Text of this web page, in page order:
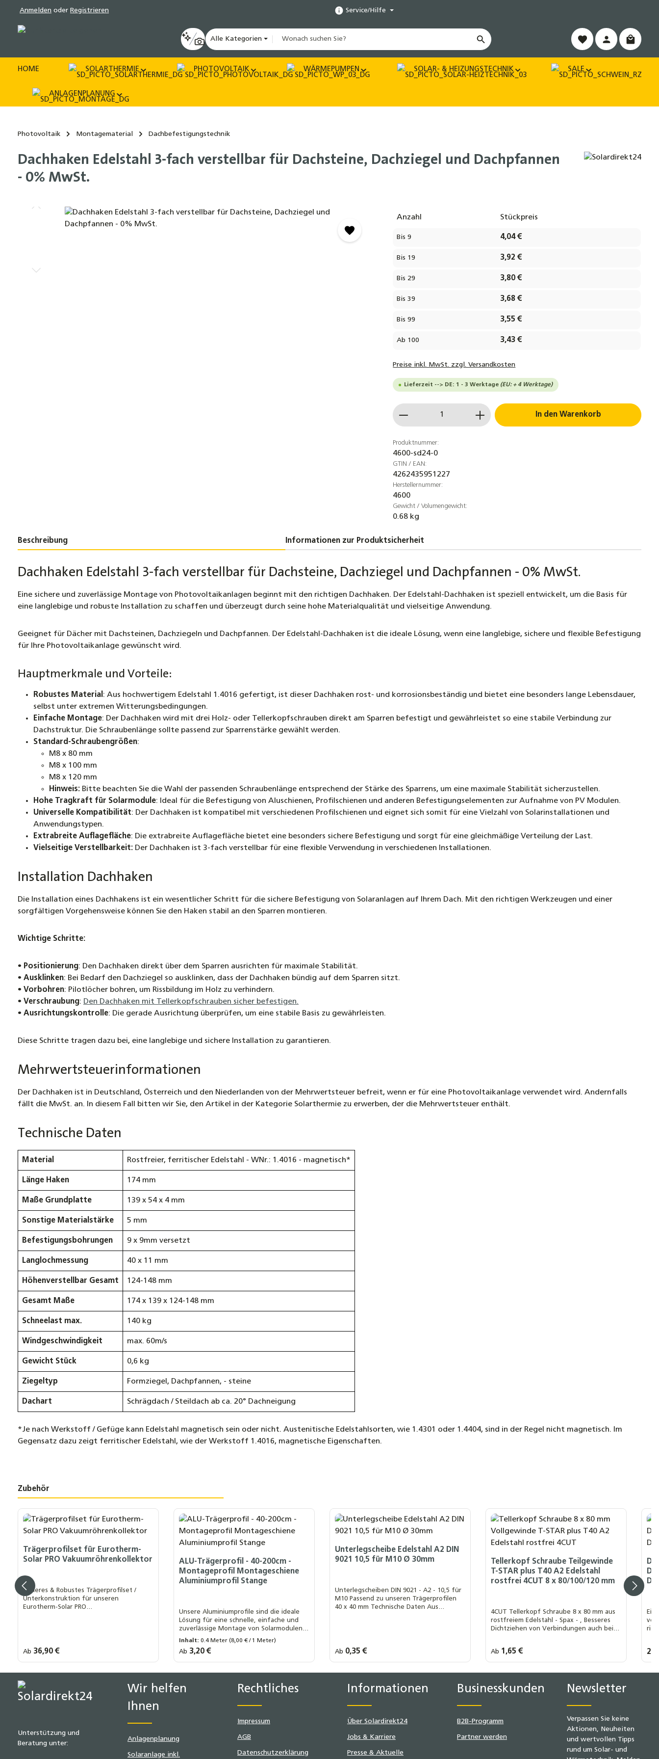
Zur Hauptnavigation springen
Anmelden oder Registrieren Service/Hilfe
Alle Kategorien
HOME SOLARTHERMIE PHOTOVOLTAIK WÄRMEPUMPEN SOLAR- & HEIZUNGSTECHNIK SALE
ANLAGENPLANUNG
Photovoltaik Montagematerial Dachbefestigungstechnik
Dachhaken Edelstahl 3-fach verstellbar für Dachsteine, Dachziegel und Dachpfannen
- 0% MwSt.
Bildergalerie überspringen
Anzahl Stückpreis
Bis9 4,04 €
Bis 19 3,92 €
Bis 29 3,80 €
Bis39 3,68 €
Bis99 3,55 €
Ab 100 3,43 €
Preise inkl. MwSt. zzgl. Versandkosten
Lieferzeit --> DE: 1 - 3 Werktage (EU: + 4 Werktage)
Produkt Anzahl: Gib den gewünschten Wert
In den Warenkorb
Produktnummer:
4600-sd24-0
GTIN / EAN:
4262435951227
Herstellernummer:
4600
Gewicht / Volumengewicht:
0.68 kg
Beschreibung Informationen zur Produktsicherheit
Dachhaken Edelstahl 3-fach verstellbar für Dachsteine, Dachziegel und Dachpfannen - 0% MwSt.
Eine sichere und zuverlässige Montage von Photovoltaikanlagen beginnt mit den richtigen Dachhaken. Der Edelstahl-Dachhaken ist speziell entwickelt, um die Basis für
eine langlebige und robuste Installation zu schaffen und überzeugt durch seine hohe Materialqualität und vielseitige Anwendung.
Geeignet für Dächer mit Dachsteinen, Dachziegeln und Dachpfannen. Der Edelstahl-Dachhaken ist die ideale Lösung, wenn eine langlebige, sichere und flexible Befestigung
für Ihre Photovoltaikanlage gewünscht wird.
Hauptmerkmale und Vorteile:
Robustes Material : Aus hochwertigem Edelstahl 1.4016 gefertigt, ist dieser Dachhaken rost- und korrosionsbeständig und bietet eine besonders lange Lebensdauer,
selbst unter extremen Witterungsbedingungen.
Einfache Montage: Der Dachhaken wird mit drei Holz- oder Tellerkopfschrauben direkt am Sparren befestigt und gewährleistet so eine stabile Verbindung zur
Dachstruktur. Die Schraubenlänge sollte passend zur Sparrenstärke gewählt werden.
Standard-Schraubengrößen:
M8 x 80 mm
M8 x 100 mm
M8 x 120 mm
Hinweis: Bitte beachten Sie die Wahl der passenden Schraubenlänge entsprechend der Stärke des Sparrens, um eine maximale Stabilität sicherzustellen.
Hohe Tragkraft für Solarmodule: Ideal für die Befestigung von Aluschienen, Profilschienen und anderen Befestigungselementen zur Aufnahme von PV Modulen.
Universelle Kompatibilität: Der Dachhaken ist kompatibel mit verschiedenen Profilschienen und eignet sich somit für eine Vielzahl von Solarinstallationen und
Anwendungstypen.
Extrabreite Auflagefläche: Die extrabreite Auflagefläche bietet eine besonders sichere Befestigung und sorgt für eine gleichmäßige Verteilung der Last.
Vielseitige Verstellbarkeit: Der Dachhaken ist 3-fach verstellbar für eine flexible Verwendung in verschiedenen Installationen.
Installation Dachhaken
Die Installation eines Dachhakens ist ein wesentlicher Schritt für die sichere Befestigung von Solaranlagen auf Ihrem Dach. Mit den richtigen Werkzeugen und einer
sorgfältigen Vorgehensweise können Sie den Haken stabil an den Sparren montieren.
Wichtige Schritte:
• Positionierung: Den Dachhaken direkt über dem Sparren ausrichten für maximale Stabilität.
• Ausklinken: Bei Bedarf den Dachziegel so ausklinken, dass der Dachhaken bündig auf dem Sparren sitzt.
• Vorbohren: Pilotlöcher bohren, um Rissbildung im Holz zu verhindern.
• Verschraubung: Den Dachhaken mit Tellerkopfschrauben sicher befestigen.
• Ausrichtungskontrolle: Die gerade Ausrichtung überprüfen, um eine stabile Basis zu gewährleisten.
Diese Schritte tragen dazu bei, eine langlebige und sichere Installation zu garantieren.
Mehrwertsteuerinformationen
Der Dachhaken ist in Deutschland, Österreich und den Niederlanden von der Mehrwertsteuer befreit, wenn er für eine Photovoltaikanlage verwendet wird. Andernfalls
fällt die MwSt. an. In diesem Fall bitten wir Sie, den Artikel in der Kategorie Solarthermie zu erwerben, der die Mehrwertsteuer enthält.
Technische Daten
Material Rostfreier, ferritischer Edelstahl - WNr.: 1.4016 - magnetisch*
Länge Haken 174 mm
Maße Grundplatte 139 x 54 x 4 mm
Sonstige Materialstärke 5 mm
Befestigungsbohrungen 9 x 9mm versetzt
Langlochmessung 40 x 11 mm
Höhenverstellbar Gesamt 124-148 mm
Gesamt Maße 174 x 139 x 124-148 mm
Schneelast max. 140 kg
Windgeschwindigkeit max. 60m/s
Gewicht Stück 0,6 kg
Ziegeltyp Formziegel, Dachpfannen, - steine
Dachart Schrägdach / Steildach ab ca. 20° Dachneigung
*Je nach Werkstoff / Gefüge kann Edelstahl magnetisch sein oder nicht. Austenitische Edelstahlsorten, wie 1.4301 oder 1.4404, sind in der Regel nicht magnetisch. Im
Gegensatz dazu zeigt ferritischer Edelstahl, wie der Werkstoff 1.4016, magnetische Eigenschaften.
Zubehör
Produktgalerie überspringen
Trägerprofilset für Eurotherm-
Solar PRO Vakuumröhrenkollektor
Sicheres & Robustes Trägerprofilset /
Unterkonstruktion für unseren
Eurotherm-Solar PRO
Regulärer Preis:
Ab 36,90 €
ALU-Trägerprofil - 40-200cm -
Montageprofil Montageschiene
Aluminiumprofil Stange
Unsere Aluminiumprofile sind die ideale
Lösung für eine schnelle, einfache und
zuverlässige Montage von Solarmodulen.
Die einfache Handhabung und die
schnelle Installation der Profile sparen
wertvolle Zeit und reduzieren
Montagekosten erheblich
Inhalt:0.4 Meter(8,00 € / 1 Meter)
Regulärer Preis:
Ab 3,20 €
Länge Trägerprofil:
40 cm
Unterlegscheibe Edelstahl A2 DIN
9021 10,5 für M10 Ø 30mm
Unterlegscheiben DIN 9021 - A2 - 10,5 für
M10 Passend zu unseren Trägerprofilen
40 x 40 mm Technische Daten Aus
VPE: 10 Stück VPE: 25 Stück VPE: 50 Stück
Regulärer Preis:
Ab 0,35 €
Menge:
1 Stück
Tellerkopf Schraube Teilgewinde
T-STAR plus T40 A2 Edelstahl
rostfrei 4CUT 8 x 80/100/120 mm
4CUT Tellerkopf Schraube 8 x 80 mm aus
rostfreiem Edelstahl - Spax - , Besseres
Dichtziehen von Verbindungen auch bei
Dachhaken - Carports - Pergolen -
Vordächer - Brücken - Balkone - , T
Regulärer Preis:
Ab 1,65 €
Menge / Länge:
1 x 80mm
Unterstützung und
Beratung unter:
Wir helfen
Ihnen
Anlagenplanung
Solaranlage inkl.
Rechtliches
Impressum
AGB
Datenschutzerklärung
Informationen
Über Solardirekt24
Jobs & Karriere
Presse & Aktuelle
Businesskunden
B2B-Programm
Partner werden
Newsletter
Verpassen Sie keine
Aktionen, Neuheiten
und wertvollen Tipps
rund um Solar- und